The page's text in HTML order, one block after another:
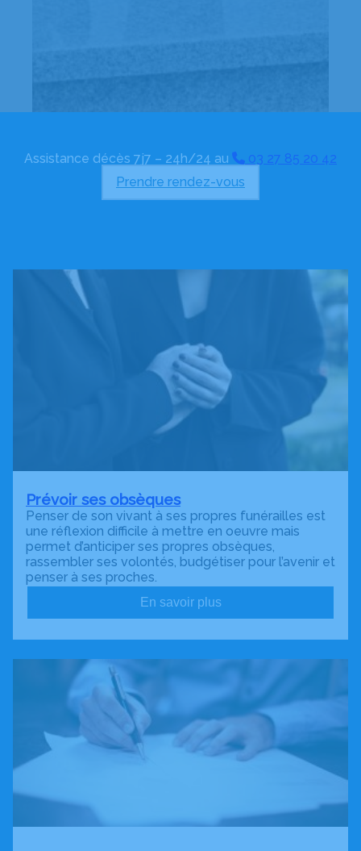
Assistance décès 7j7 – 24h/24 au
03 27 85 20 42
Prendre rendez-vous
Prévoir ses obsèques
Penser de son vivant à ses propres funérailles est
une réflexion difficile à mettre en oeuvre mais
permet d’anticiper ses propres obsèques,
rassembler ses volontés, budgétiser pour l’avenir et
penser à ses proches.
En savoir plus